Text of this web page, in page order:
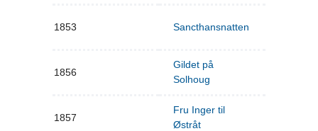
1853 Sancthansnatten
1856
Gildet på
Solhoug
1857
Fru Inger til
Østråt